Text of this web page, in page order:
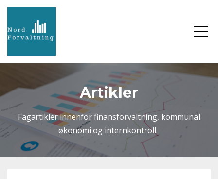
Artikler
Fagartikler innenfor finansforvaltning, kommunal
økonomi og internkontroll.